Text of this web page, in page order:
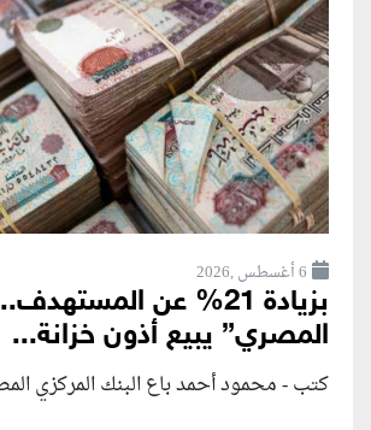
6 أغسطس ,2026
بزيادة 21% عن
المصري” يبيع أذون خزانة...
كتب - محمود أحمد باع البنك المركزي